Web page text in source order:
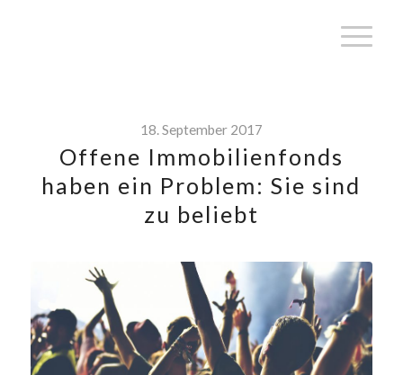
18. September 2017
Offene Immobilienfonds
haben ein Problem: Sie sind
zu beliebt